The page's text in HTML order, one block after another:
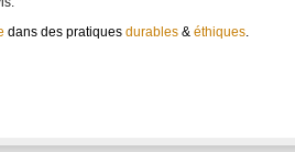
dans des pratiques durables & éthiques.